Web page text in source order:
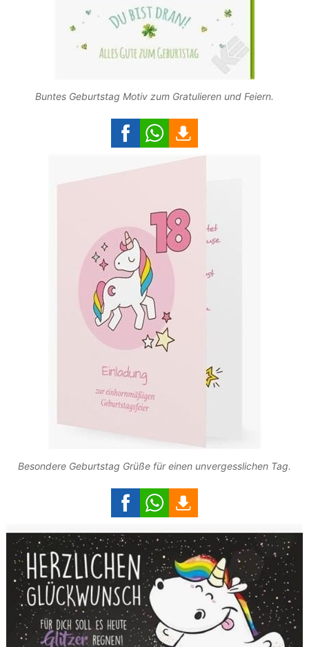
Buntes Geburtstag Motiv zum Gratulieren und Feiern.
Besondere Geburtstag Grüße für einen unvergesslichen Tag.